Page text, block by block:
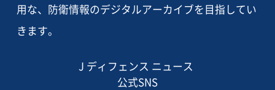
用な、防衛情報のデジタルアーカイブを目指してい
きます。
J ディフェンス ニュース
公式SNS